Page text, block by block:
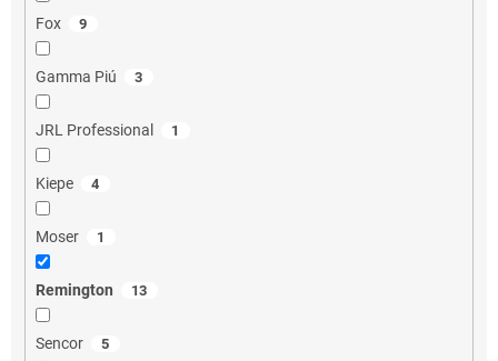
Fox 9
Gamma Piú 3
JRL Professional 1
Kiepe 4
Moser 1
Remington 13
Sencor 5